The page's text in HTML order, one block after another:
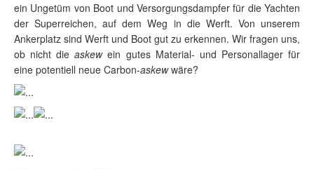
ein Ungetüm von Boot und Versorgungsdampfer für die Yachten
der Superreichen, auf dem Weg in die Werft. Von unserem
Ankerplatz sind Werft und Boot gut zu erkennen. Wir fragen uns,
ob nicht dieaskewein gutes Material- und Personallager für
eine potentiell neue Carbon-askewwäre?